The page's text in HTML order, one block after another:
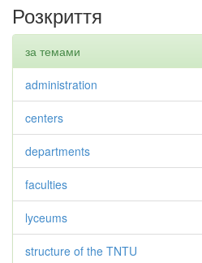
Розкриття
за темами
administration
centers
departments
faculties
lyceums
structure of the TNTU